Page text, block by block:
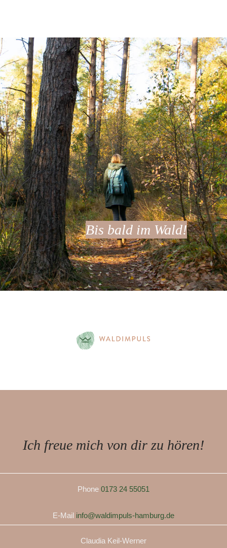
Bis bald im Wald!
Ich freue mich von dir zu hören!
Phone 0173 24 55051
E-Mail info@waldimpuls-hamburg.de
Claudia Keil-Werner